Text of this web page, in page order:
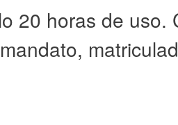
20 horas de uso.